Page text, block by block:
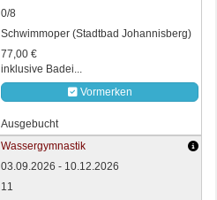
0/8
Schwimmoper (Stadtbad Johannisberg)
77,00 €
inklusive Badei...
Vormerken
Ausgebucht
Wassergymnastik
03.09.2026 - 10.12.2026
11